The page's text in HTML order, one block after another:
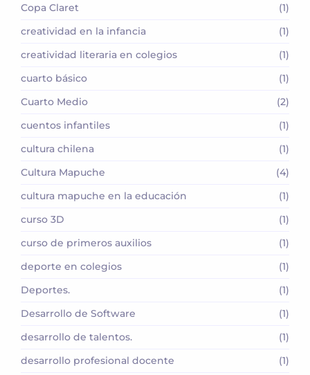
Copa Claret
(1)
creatividad en la infancia
(1)
creatividad literaria en colegios
(1)
cuarto básico
(1)
Cuarto Medio
(2)
cuentos infantiles
(1)
cultura chilena
(1)
Cultura Mapuche
(4)
cultura mapuche en la educación
(1)
curso 3D
(1)
curso de primeros auxilios
(1)
deporte en colegios
(1)
Deportes.
(1)
Desarrollo de Software
(1)
desarrollo de talentos.
(1)
desarrollo profesional docente
(1)